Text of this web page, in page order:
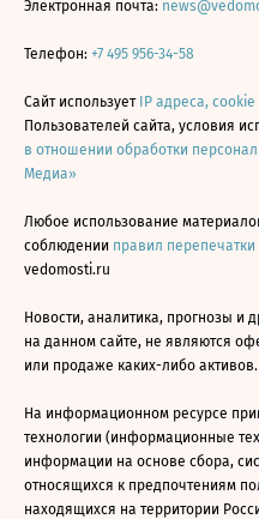
Электронная почта:
Телефон: +7 495 956-34-58
Сайт использует IP адреса,
Пользователей сайта, условия
в отношении обработки
Медиа»
Любое использование
соблюдении правил перепечатки
vedomosti.ru
Новости, аналитика, прогнозы и
на данном сайте, не являются
или продаже каких-либо активов.
На информационном ресурсе
технологии (информационные
информации на основе сбора,
относящихся к предпочтениям
находящихся на территории